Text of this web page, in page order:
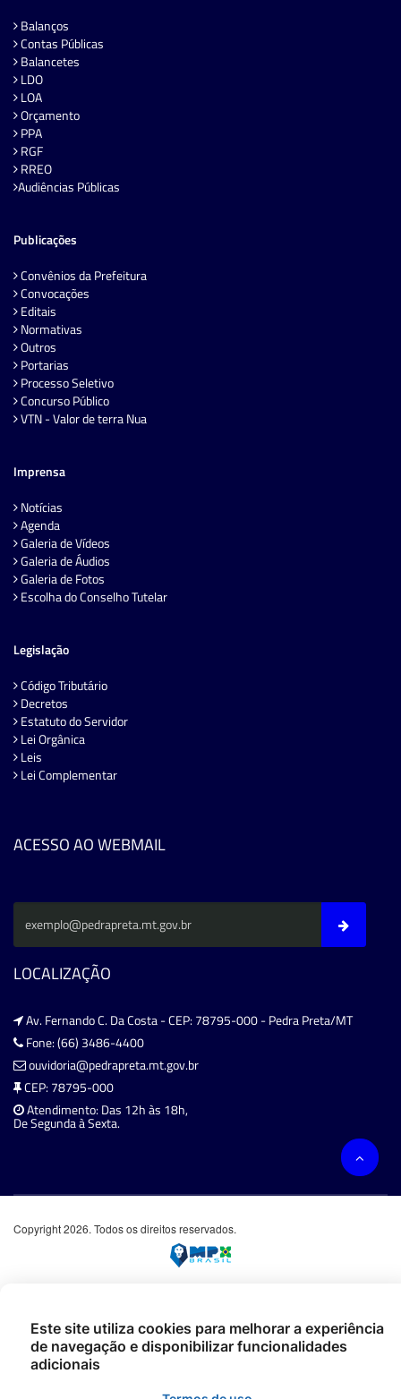
Balanços
Contas Públicas
Balancetes
LDO
LOA
Orçamento
PPA
RGF
RREO
Audiências Públicas
Publicações
Convênios da Prefeitura
Convocações
Editais
Normativas
Outros
Portarias
Processo Seletivo
Concurso Público
VTN - Valor de terra Nua
Imprensa
Notícias
Agenda
Galeria de Vídeos
Galeria de Áudios
Galeria de Fotos
Escolha do Conselho Tutelar
Legislação
Código Tributário
Decretos
Estatuto do Servidor
Lei Orgânica
Leis
Lei Complementar
ACESSO AO WEBMAIL
LOCALIZAÇÃO
Av. Fernando C. Da Costa - CEP: 78795-000 - Pedra Preta/MT
Fone: (66) 3486-4400
ouvidoria@pedrapreta.mt.gov.br
CEP: 78795-000
Atendimento: Das 12h às 18h,
De Segunda à Sexta.
Copyright 2026. Todos os direitos reservados.
Este site utiliza cookies para melhorar a experiência
de navegação e disponibilizar funcionalidades
adicionais